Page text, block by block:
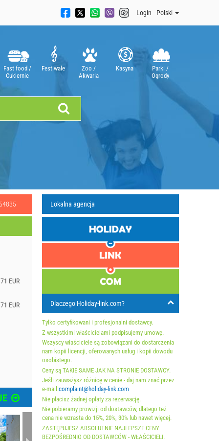
Login Polski
Fast food /
Cukiernie
Festiwale
Zoo /
Akwaria
Kasyna
Parki /
Ogrody
EUR
EUR
Lokalna agencja
Dlaczego Holiday-link.com?
Tylko certyfikowani i profesjonalni dostawcy.
Z wszystkimi właścicielami podpisujemy umowę.
Wszyscy właściciele są zobowiązani do dostarczenia
nam kopii licencji, oferowanych usług i kopii dowodu
osobistego.
Ceny są TAKIE SAME JAK NA STRONIE DOSTAWCY.
Jeśli zauważysz różnicę w cenie - daj nam znać przez
e-mail:complaint@holiday-link.com
Nie płacisz żadnej opłaty za rezerwację.
Nie pobieramy prowizji od dostawców, dlatego też
cena nie wzrasta do 15%, 20%, 30% lub nawet więcej.
ZASTĘPUJESZ ABSOLUTNIE NAJLEPSZE CENY
BEZPOŚREDNIO OD DOSTAWCÓW - WŁAŚCICIELI.